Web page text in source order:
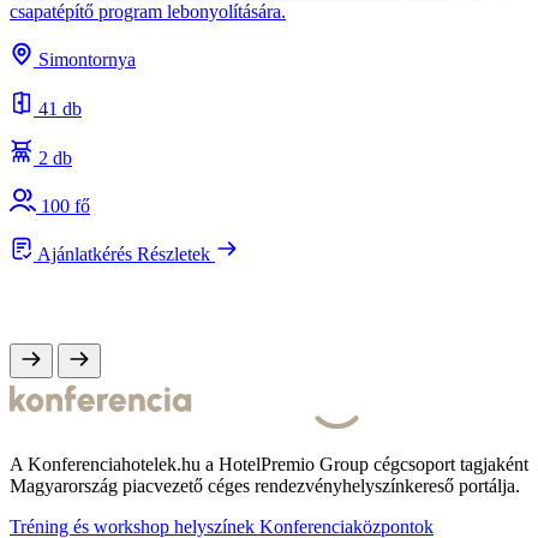
csapatépítő program lebonyolítására.
Simontornya
41 db
2 db
100 fő
Ajánlatkérés Részletek
A Konferenciahotelek.hu a HotelPremio Group cégcsoport tagjaként
Magyarország piacvezető céges rendezvényhelyszínkereső portálja.
Tréning és workshop helyszínek Konferenciaközpontok